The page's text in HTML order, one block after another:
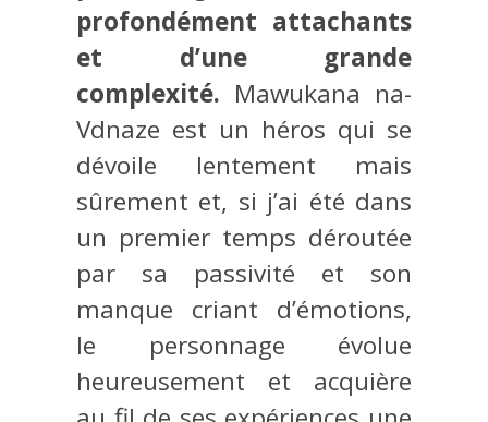
profondément attachants
et d’une grande
complexité. Mawukana na-
Vdnaze est un héros qui se
dévoile lentement mais
sûrement et, si j’ai été dans
un premier temps déroutée
par sa passivité et son
manque criant d’émotions,
le personnage évolue
heureusement et acquière